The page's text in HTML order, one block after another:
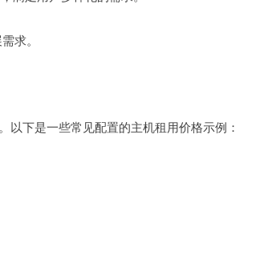
求。
以下是一些常见配置的主机租用价格示例：